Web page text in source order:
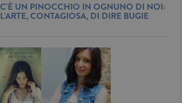
C'È UN PINOCCHIO IN OGNUNO DI NOI:
L'ARTE, CONTAGIOSA, DI DIRE BUGIE